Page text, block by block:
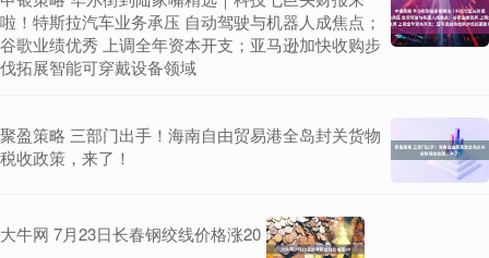
啦！特斯拉汽车业务承压 自动驾驶与机器人成焦点；
谷歌业绩优秀 上调全年资本开支；亚马逊加快收购步
伐拓展智能可穿戴设备领域
聚盈策略 三部门出手！海南自由贸易港全岛封关货物
税收政策，来了！
大牛网 7月23日长春钢绞线价格涨20